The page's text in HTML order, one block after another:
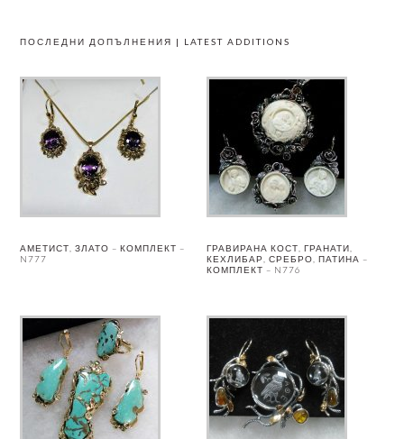
ПОСЛЕДНИ ДОПЪЛНЕНИЯ | LATEST ADDITIONS
АМЕТИСТ, ЗЛАТО – КОМПЛЕКТ –
N777
ГРАВИРАНА КОСТ, ГРАНАТИ,
КЕХЛИБАР, СРЕБРО, ПАТИНА –
КОМПЛЕКТ – N776